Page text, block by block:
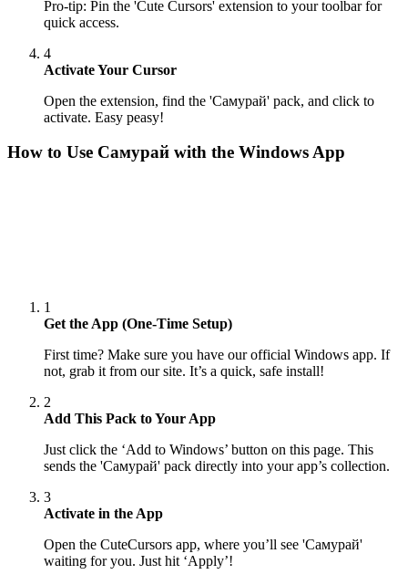
Pro-tip: Pin the 'Cute Cursors' extension to your toolbar for
quick access.
4
Activate Your Cursor
Open the extension, find the 'Самурай' pack, and click to
activate. Easy peasy!
How to Use Самурай with the Windows App
1
Get the App (One-Time Setup)
First time? Make sure you have our official Windows app. If
not, grab it from our site. It’s a quick, safe install!
2
Add This Pack to Your App
Just click the ‘Add to Windows’ button on this page. This
sends the 'Самурай' pack directly into your app’s collection.
3
Activate in the App
Open the CuteCursors app, where you’ll see 'Самурай'
waiting for you. Just hit ‘Apply’!